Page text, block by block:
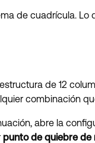
de cuadrícula. Lo
de 12
combinación
abre la
punto de quiebre de